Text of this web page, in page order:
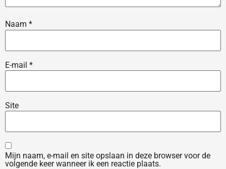
Naam *
E-mail *
Site
Mijn naam, e-mail en site opslaan in deze browser voor de
volgende keer wanneer ik een reactie plaats.